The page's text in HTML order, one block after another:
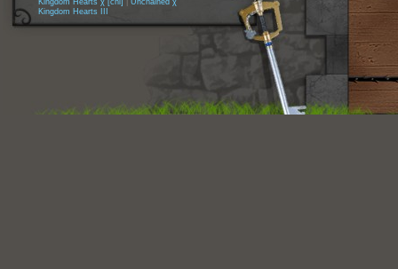
Kingdom Hearts χ [chi]
Unchained χ
Kingdom Hearts III